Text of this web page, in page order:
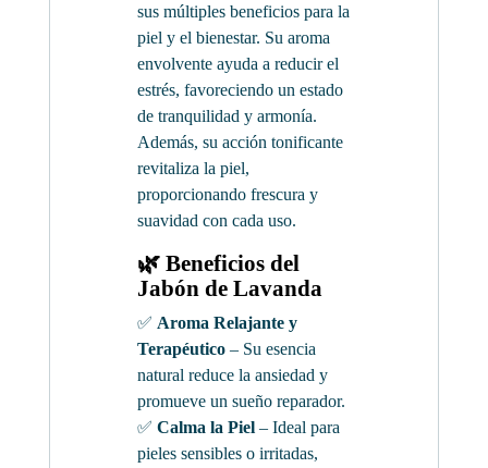
sus múltiples beneficios para la
piel y el bienestar. Su aroma
envolvente ayuda a reducir el
estrés, favoreciendo un estado
de tranquilidad y armonía.
Además, su acción tonificante
revitaliza la piel,
proporcionando frescura y
suavidad con cada uso.
🌿 Beneficios del
Jabón de Lavanda
✅ Aroma Relajante y
Terapéutico – Su esencia
natural reduce la ansiedad y
promueve un sueño reparador.
✅ Calma la Piel – Ideal para
pieles sensibles o irritadas,